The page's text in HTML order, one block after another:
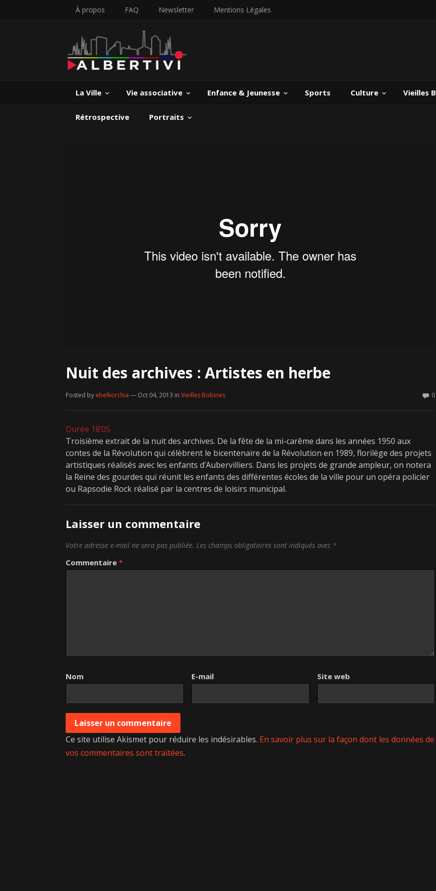
À propos FAQ Newsletter Mentions Légales
La Ville Vie associative Enfance & Jeunesse Sports Culture Vieilles
Rétrospective Portraits
Nuit des archives : Artistes en herbe
Posted by ebelkorchia — Oct 04, 2013 in Vieilles Bobines 0
Durée 18’05
Troisième extrait de la nuit des archives. De la fête de la mi-carême dans les années 1950 aux
contes de la Révolution qui célèbrent le bicentenaire de la Révolution en 1989, florilège des projets
artistiques réalisés avec les enfants d’Aubervilliers. Dans les projets de grande ampleur, on notera
la Reine des gourdes qui réunit les enfants des différentes écoles de la ville pour un opéra policier
ou Rapsodie Rock réalisé par la centres de loisirs municipal.
Laisser un commentaire
Votre adresse e-mail ne sera pas publiée. Les champs obligatoires sont indiqués avec *
Commentaire *
Nom E-mail Site web
Ce site utilise Akismet pour réduire les indésirables. En savoir plus sur la façon dont les données de
vos commentaires sont traitées.